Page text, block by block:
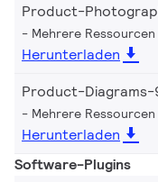
Product-
Mehrere Ressourcen
Herunterladen
Product-Diagrams-
Mehrere Ressourcen
Herunterladen
Software-Plugins